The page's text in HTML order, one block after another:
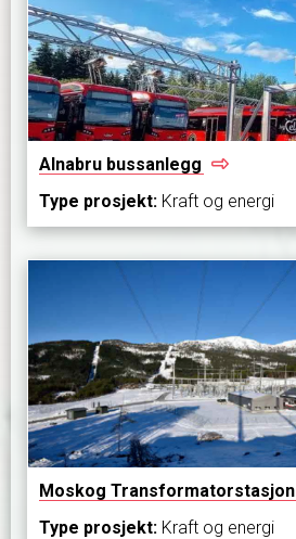
Alnabru bussanlegg
Type prosjekt: Kraft og energi
Moskog Transformatorstasjon
Type prosjekt: Kraft og energi